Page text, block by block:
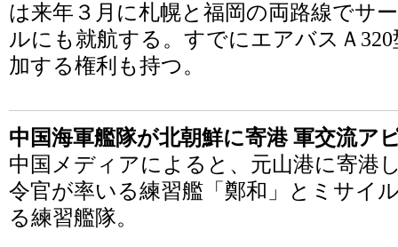
は来年３月に札幌と福岡の両路線でサ
ルにも就航する。すでにエアバスＡ
加する権利も持つ。
中国海軍艦隊が北朝鮮に寄港 軍交流ア
中国メディアによると、元山港に寄港
令官が率いる練習艦「鄭和」とミサイ
る練習艦隊。